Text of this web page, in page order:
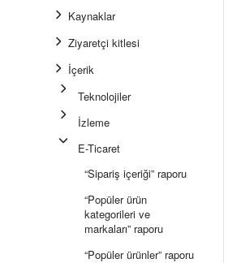
Kaynaklar
Ziyaretçi kitlesi
İçerik
Teknolojiler
İzleme
E-Ticaret
“Sipariş içeriği” raporu
“Popüler ürün
kategorileri ve
markaları” raporu
“Popüler ürünler” raporu